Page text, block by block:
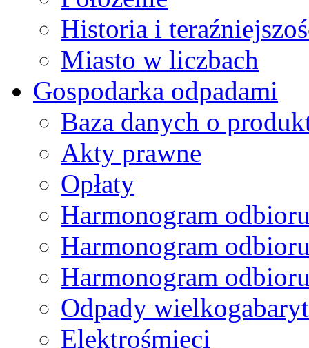
Historia i
Miasto w liczbach
Gospodarka odpadami
Baza danych o
Akty prawne
Opłaty
Harmonogram
Harmonogram
Harmonogram
Odpady
Elektrośmieci